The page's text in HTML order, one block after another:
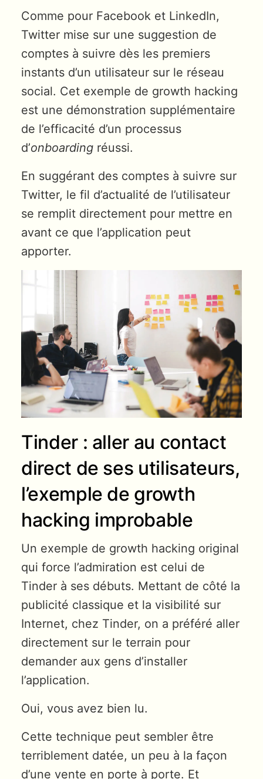
Comme pour Facebook et LinkedIn,
Twitter mise sur une suggestion de
comptes à suivre dès les premiers
instants d’un utilisateur sur le réseau
social. Cet exemple de growth hacking
est une démonstration supplémentaire
de l’efficacité d’un processus
d’onboarding réussi.
En suggérant des comptes à suivre sur
Twitter, le fil d’actualité de l’utilisateur
se remplit directement pour mettre en
avant ce que l’application peut
apporter.
Tinder : aller au contact
direct de ses utilisateurs,
l’exemple de growth
hacking improbable
Un exemple de growth hacking original
qui force l’admiration est celui de
Tinder à ses débuts. Mettant de côté la
publicité classique et la visibilité sur
Internet, chez Tinder, on a préféré aller
directement sur le terrain pour
demander aux gens d’installer
l’application.
Oui, vous avez bien lu.
Cette technique peut sembler être
terriblement datée, un peu à la façon
d’une vente en porte à porte. Et